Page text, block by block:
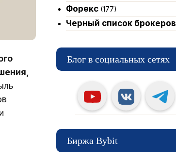
Форекс(177)
Черный список брокеров
Блог в социальных сетях
Биржа Bybit